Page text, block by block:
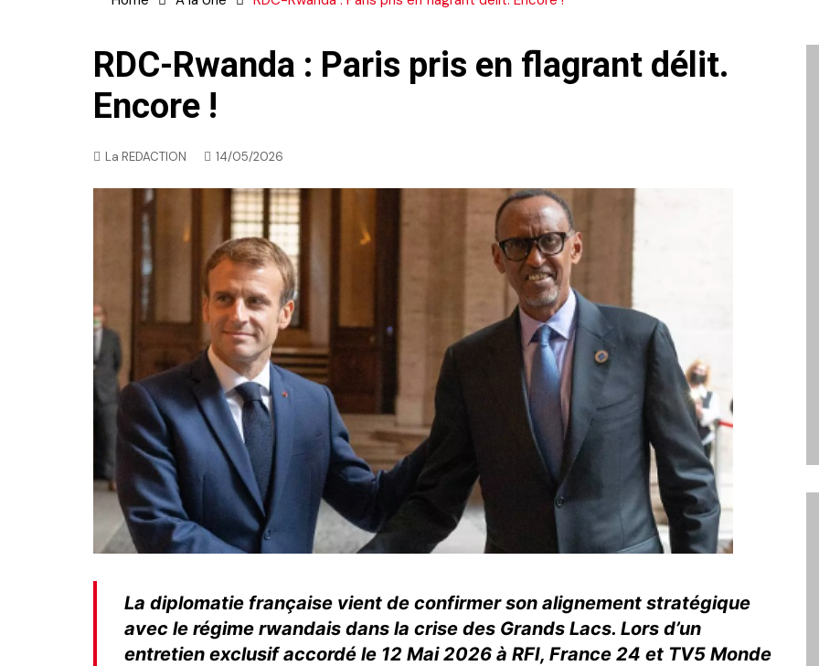
vidéo
Actu en
RDC-Rwanda : Paris pris en flagrant délit.
Encore !
La REDACTION 14/05/2026
La diplomatie française vient de confirmer son alignement stratégique
avec le régime rwandais dans la crise des Grands Lacs. Lors d’un
entretien exclusif accordé le 12 Mai 2026 à RFI, France 24 et TV5 Monde